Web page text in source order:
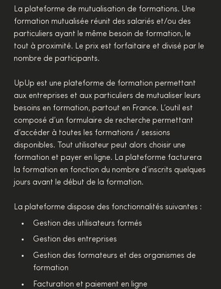
La plateforme de mutualisation de formations. Une
formation mutualisée réunit des salariés et/ou des
particuliers ayant le même besoin de formation, le
tout à proximité. Le prix est forfaitaire et divisé par le
nombre de participants.
UpUp est une plateforme de formation permettant
aux entreprises et aux particuliers de mutualiser leurs
besoins en formation, partout en France. L’outil est
composé d’un formulaire de recherche permettant
d’accéder à toutes les formations / sessions
disponibles. Tout utilisateur peut alors choisir une
formation et payer en ligne. La plateforme facturera
la formation en fonction du nombre d’inscrits quelques
jours avant le début de la formation.
La plateforme dispose des fonctionnalités suivantes :
Gestion des utilisateurs formés
Gestion des entreprises
Gestion des formateurs et des organismes de
formation
Facturation et paiement en ligne